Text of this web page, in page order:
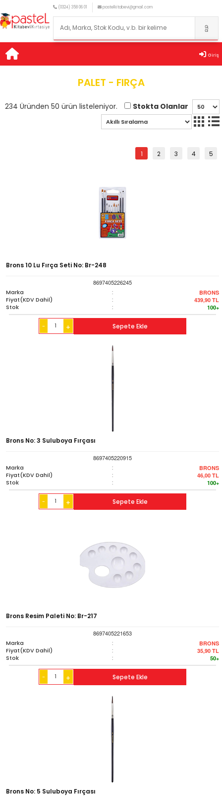
(0324) 358 06 01 pastelkitabevi@gmail.com
Giriş
PALET - FIRÇA
234 Üründen 50 ürün listeleniyor. Stokta Olanlar
1 2 3 4 5
Brons 10 Lu Fırça Seti No: Br-248
8697405226245
Marka
: BRONS
Fiyat(KDV Dahil) : 439,90 TL
Stok : 100+
- + Sepete Ekle
Brons No: 3 Suluboya Fırçası
8697405220915
Marka
: BRONS
Fiyat(KDV Dahil) : 46,00 TL
Stok : 100+
- + Sepete Ekle
Brons Resim Paleti No: Br-217
8697405221653
Marka
: BRONS
Fiyat(KDV Dahil) : 35,90 TL
Stok : 50+
- + Sepete Ekle
Brons No: 5 Suluboya Fırçası